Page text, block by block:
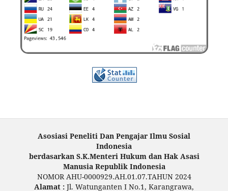
Asosiasi Peneliti Dan Pengajar Ilmu Sosial
Indonesia
berdasarkan S.K.Menteri Hukum dan Hak Asasi
Manusia Republik Indonesia
NOMOR AHU-0000929.AH.01.07.TAHUN 2024
Alamat : Jl. Watunganten I No.1, Karangrawa,